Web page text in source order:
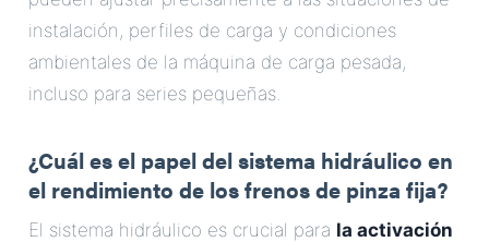
instalación, perfiles de carga y condiciones
ambientales de la máquina de carga pesada,
incluso para series pequeñas.
¿Cuál es el papel del sistema hidráulico en
el rendimiento de los frenos de pinza fija?
El sistema hidráulico es crucial para la activación